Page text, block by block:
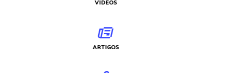
VÍDEOS
ARTIGOS